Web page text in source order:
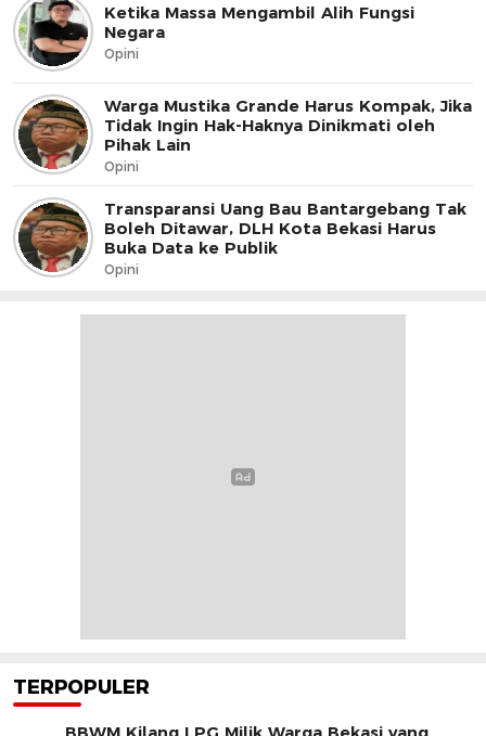
Ketika Massa Mengambil Alih Fungsi
Negara
Opini
Warga Mustika Grande Harus Kompak, Jika
Tidak Ingin Hak-Haknya Dinikmati oleh
Pihak Lain
Opini
Transparansi Uang Bau Bantargebang Tak
Boleh Ditawar, DLH Kota Bekasi Harus
Buka Data ke Publik
Opini
TERPOPULER